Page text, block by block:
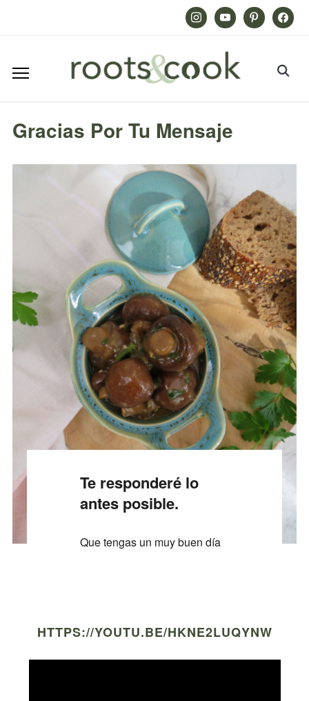
InstagramYoutube PinterestFacebook
Gracias Por Tu Mensaje
Te responderé lo
antes posible.
Que tengas un muy buen día
HTTPS://YOUTU.BE/HKNE2LUQYNW